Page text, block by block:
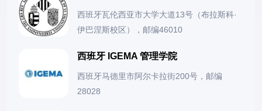
西班牙瓦伦西亚市大学大道13号（布拉斯科·
伊巴涅斯校区），邮编46010
西班牙 IGEMA 管理学院
西班牙马德里市阿尔卡拉街200号，邮编
28028